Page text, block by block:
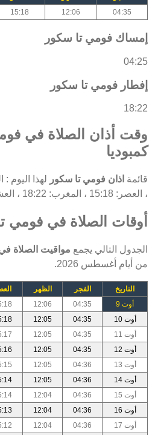
04:35
12:06
15:18
إمساك فومي تا سكور
04:25
إفطار فومي تا سكور
18:22
وقت أذان الصلاة في
كمبوديا
قائمة اذان فومي تا سكور
، العصر: 15:18 ، المغرب: 18:22 ، العشاء: 19:32.
أوقات الصلاة في فومي تا
الجدول التالي يجمع مواقيت الصلاة
من أيام أغسطس 2026.
التاريخ الفجر الظهر
أوت 9
04:35
12:06
أوت 10
04:35
12:05
أوت 11
04:35
12:05
أوت 12
04:35
12:05
أوت 13
04:36
12:05
أوت 14
04:36
12:05
أوت 15
04:36
12:04
أوت 16
04:36
12:04
أوت 17
04:36
12:04